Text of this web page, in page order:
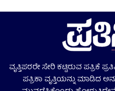
ವೃತ್ತಿಪರರೇ ಸೇರಿ ಕಟ್ಟಿರುವ ಪತ್ರಿಕೆ
ಪತ್ರಿಕಾ ವೃತ್ತಿಯನ್ನು ಮಾಡಿದ